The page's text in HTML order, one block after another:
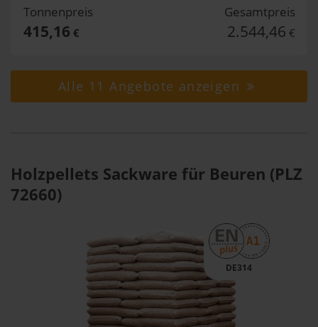
Tonnenpreis
415,16 €
Gesamtpreis
2.544,46 €
Alle 11 Angebote anzeigen
Holzpellets Sackware für Beuren (PLZ
72660)
DE314